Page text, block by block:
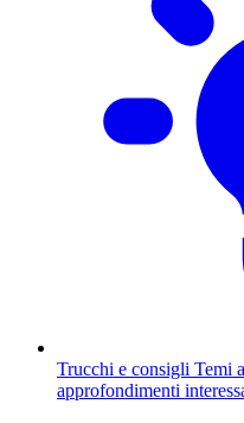
Trucchi e consigli Temi
approfondimenti